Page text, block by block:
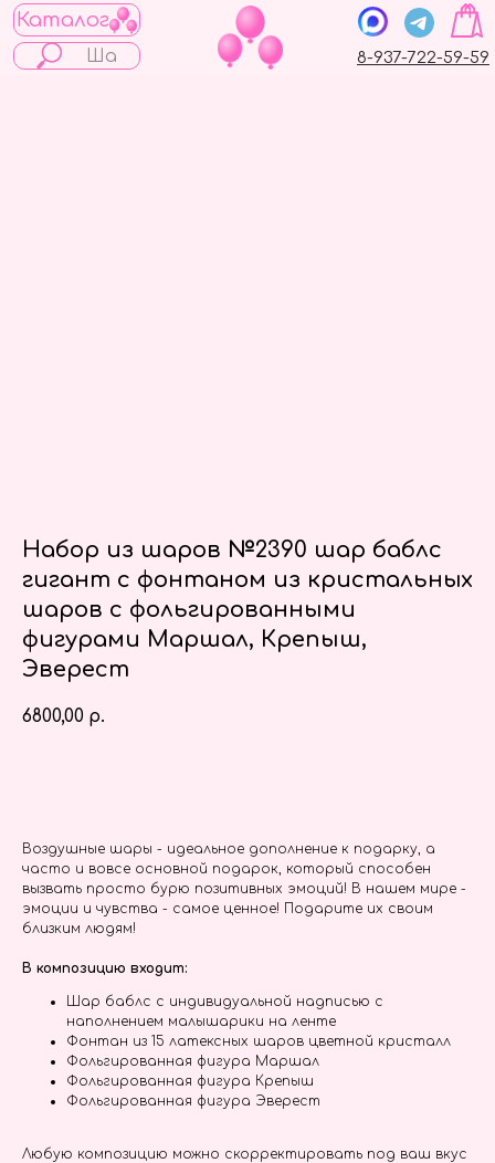
Каталог
8-937-722-59-59
Набор из шаров №2390 шар баблс
гигант с фонтаном из кристальных
шаров с фольгированными
фигурами Маршал, Крепыш,
Эверест
6800,00 р.
Воздушные шары - идеальное дополнение к подарку, а
часто и вовсе основной подарок, который способен
вызвать просто бурю позитивных эмоций! В нашем мире -
эмоции и чувства - самое ценное! Подарите их своим
близким людям!
В композицию входит:
Шар баблс с индивидуальной надписью с
наполнением малышарики на ленте
Фонтан из 15 латексных шаров цветной кристалл
Фольгированная фигура Маршал
Фольгированная фигура Крепыш
Фольгированная фигура Эверест
Любую композицию можно скорректировать под ваш вкус